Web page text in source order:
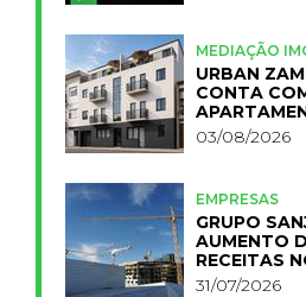
MEDIAÇÃO
URBAN
CONTA
03/08/2026
EMPRESAS
GRUPO
AUMENTO
RECEITAS
SEMESTRE
31/07/2026